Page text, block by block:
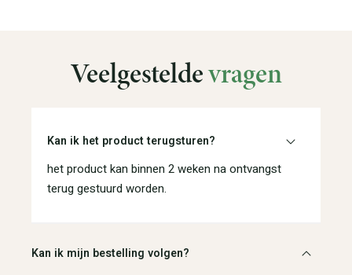
Veelgesteldevragen
Kan ik het product terugsturen?
het product kan binnen 2 weken na ontvangst
terug gestuurd worden.
Kan ik mijn bestelling volgen?